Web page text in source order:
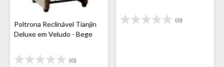
Poltrona Reclinável Tianjin
Deluxe em Veludo - Bege
(0)
(0)